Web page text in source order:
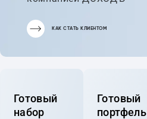
КАК СТАТЬ КЛИЕНТОМ
Готовый
набор
Готовый
портфель